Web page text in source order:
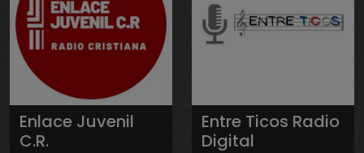
Enlace Juvenil
C.R.
Entre Ticos Radio
Digital